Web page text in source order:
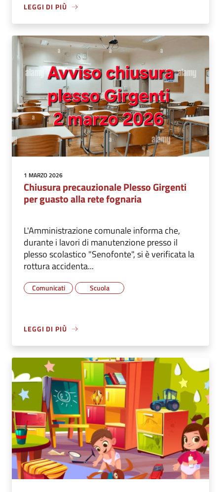
LEGGI DI PIÙ
1 MARZO 2026
Chiusura precauzionale Plesso Girgenti
per guasto alla rete fognaria
L'Amministrazione comunale informa che,
durante i lavori di manutenzione presso il
plesso scolastico "Senofonte", si è verificata la
rottura accidenta...
Comunicati Scuola
LEGGI DI PIÙ